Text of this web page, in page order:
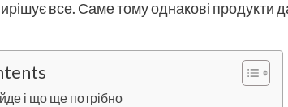
все. Саме тому однакові продукти
і що ще потрібно